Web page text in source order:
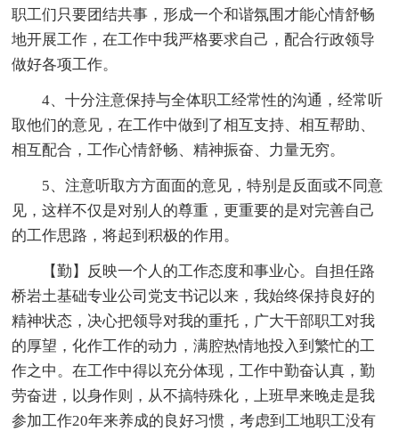
职工们只要团结共事，形成一个和谐氛围才能心情舒畅
地开展工作，在工作中我严格要求自己，配合行政领导
做好各项工作。
4、十分注意保持与全体职工经常性的沟通，经常听
取他们的意见，在工作中做到了相互支持、相互帮助、
相互配合，工作心情舒畅、精神振奋、力量无穷。
5、注意听取方方面面的意见，特别是反面或不同意
见，这样不仅是对别人的尊重，更重要的是对完善自己
的工作思路，将起到积极的作用。
【勤】反映一个人的工作态度和事业心。自担任路
桥岩土基础专业公司党支书记以来，我始终保持良好的
精神状态，决心把领导对我的重托，广大干部职工对我
的厚望，化作工作的动力，满腔热情地投入到繁忙的工
作之中。在工作中得以充分体现，工作中勤奋认真，勤
劳奋进，以身作则，从不搞特殊化，上班早来晚走是我
参加工作20年来养成的良好习惯，考虑到工地职工没有